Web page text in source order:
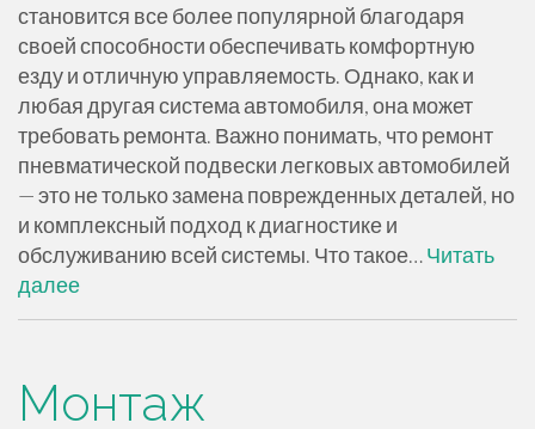
становится все более популярной благодаря
своей способности обеспечивать комфортную
езду и отличную управляемость. Однако, как и
любая другая система автомобиля, она может
требовать ремонта. Важно понимать, что ремонт
пневматической подвески легковых автомобилей
— это не только замена поврежденных деталей, но
и комплексный подход к диагностике и
обслуживанию всей системы. Что такое…Читать
далее
Монтаж